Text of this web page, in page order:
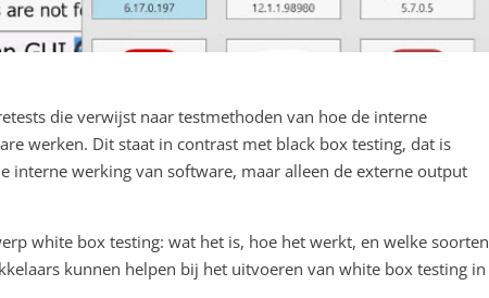
die verwijst naar testmethoden van hoe de interne
werken. Dit staat in contrast met black box testing, dat is
interne werking van software, maar alleen de externe output
white box testing: wat het is, hoe het werkt, en welke soorten
kunnen helpen bij het uitvoeren van white box testing in